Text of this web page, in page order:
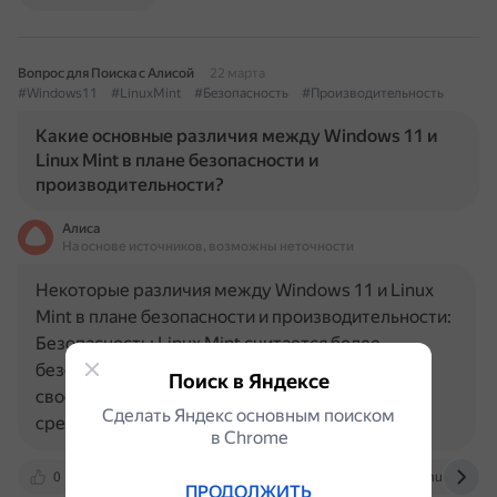
Вопрос для Поиска с Алисой
22 марта
#Windows11
#LinuxMint #Безопасность #Производительность
Какие основные различия между Windows 11 и
Linux Mint в плане безопасности и
производительности?
Алиса
На основе источников, возможны неточности
0 www.almuhja.com
Некоторые различия между Windows 11 и Linux
Mint в плане безопасности и производительности:
Безопасность: Linux Mint считается более
безопасной операционной системой благодаря
своей архитектуре и меньшей популярности
среди создателей…
Поиск в Яндексе
Сделать Яндекс основным поиском
в Сhrome
ПРОДОЛЖИТЬ